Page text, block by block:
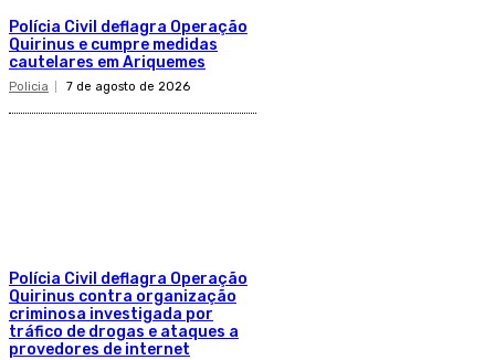
Polícia Civil deflagra Operação
Quirinus e cumpre medidas
cautelares em Ariquemes
Policia 7 de agosto de 2026
Polícia Civil deflagra Operação
Quirinus contra organização
criminosa investigada por
tráfico de drogas e ataques a
provedores de internet